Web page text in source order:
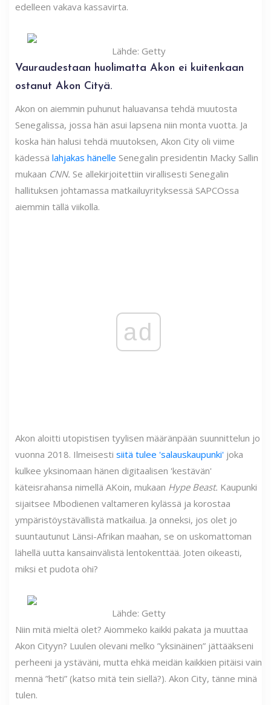
edelleen vakava kassavirta.
Lähde: Getty
Vauraudestaan ​​huolimatta Akon ei kuitenkaan
ostanut Akon Cityä.
Akon on aiemmin puhunut haluavansa tehdä muutosta
Senegalissa, jossa hän asui lapsena niin monta vuotta. Ja
koska hän halusi tehdä muutoksen, Akon City oli viime
kädessä lahjakas hänelle Senegalin presidentin Macky Sallin
mukaan CNN. Se allekirjoitettiin virallisesti Senegalin
hallituksen johtamassa matkailuyrityksessä SAPCOssa
aiemmin tällä viikolla.
ad
Akon aloitti utopistisen tyylisen määränpään suunnittelun jo
vuonna 2018. Ilmeisesti siitä tulee 'salauskaupunki' joka
kulkee yksinomaan hänen digitaalisen 'kestävän'
käteisrahansa nimellä AKoin, mukaan Hype Beast. Kaupunki
sijaitsee Mbodienen valtameren kylässä ja korostaa
ympäristöystävällistä matkailua. Ja onneksi, jos olet jo
suuntautunut Länsi-Afrikan maahan, se on uskomattoman
lähellä uutta kansainvälistä lentokenttää. Joten oikeasti,
miksi et pudota ohi?
Lähde: Getty
Niin mitä mieltä olet? Aiommeko kaikki pakata ja muuttaa
Akon Cityyn? Luulen olevani melko ”yksinäinen” jättääkseni
perheeni ja ystäväni, mutta ehkä meidän kaikkien pitäisi vain
mennä ”heti” (katso mitä tein siellä?). Akon City, tänne minä
tulen.